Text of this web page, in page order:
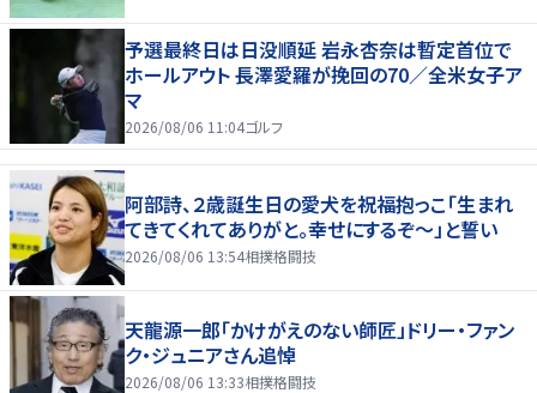
予選最終日は日没順延 岩永杏奈は暫定首位で
ホールアウト 長澤愛羅が挽回の70／全米女子ア
マ
2026/08/06 11:04ゴルフ
阿部詩、２歳誕生日の愛犬を祝福抱っこ「生まれ
てきてくれてありがと。幸せにするぞ～」と誓い
2026/08/06 13:54相撲格闘技
天龍源一郎「かけがえのない師匠」ドリー・ファン
ク・ジュニアさん追悼
2026/08/06 13:33相撲格闘技